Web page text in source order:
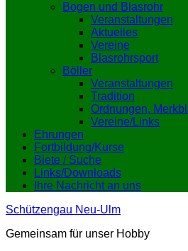
Bogen und Blasrohr
Veranstaltungen
Aktuelles
Vereine
Blasrohrsport
Böller
Veranstaltungen
Tradition
Ordnungen,
Vereine/Links
Ehrungen
Fortbildung/Kurse
Biete / Suche
Links/Downloads
Ihre Nachricht an uns
Schützengau Neu-Ulm
Gemeinsam für unser Hobby